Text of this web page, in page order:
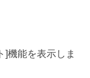
]機能を表示しま